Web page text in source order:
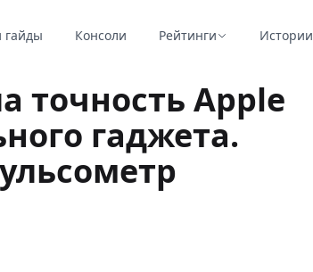
гайды Консоли Рейтинги Истории
точность Apple
гаджета.